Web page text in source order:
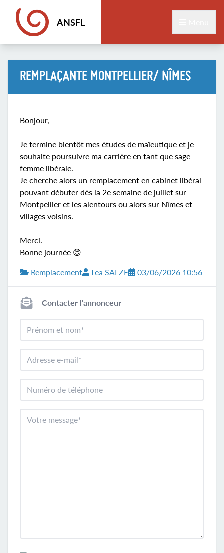
ANSFL
REMPLAÇANTE MONTPELLIER/ NÎMES
Bonjour,
Je termine bientôt mes études de maïeutique et je
souhaite poursuivre ma carrière en tant que sage-
femme libérale.
Je cherche alors un remplacement en cabinet libéral
pouvant débuter dès la 2e semaine de juillet sur
Montpellier et les alentours ou alors sur Nîmes et
villages voisins.
Merci.
Bonne journée 😊
Remplacement Lea SALZE 03/06/2026 10:56
Contacter l'annonceur